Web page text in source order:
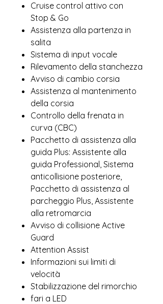
Cruise control attivo con
Stop & Go
Assistenza alla partenza in
salita
Sistema di input vocale
Rilevamento della stanchezza
Avviso di cambio corsia
Assistenza al mantenimento
della corsia
Controllo della frenata in
curva (CBC)
Pacchetto di assistenza alla
guida Plus: Assistente alla
guida Professional, Sistema
anticollisione posteriore,
Pacchetto di assistenza al
parcheggio Plus, Assistente
alla retromarcia
Avviso di collisione Active
Guard
Attention Assist
Informazioni sui limiti di
velocità
Stabilizzazione del rimorchio
fari a LED